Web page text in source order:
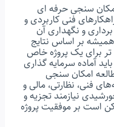
سنجی حرفه ای
فنی کاربردی و
و نگهداری آن
بر اساس نتایج
تر برای یک پروژه خاص
آماده سرمایه گذاری
امکان سنجی
فنی، نظارتی، مالی و
نیازمند تجزیه و
است بر موفقیت پروژه